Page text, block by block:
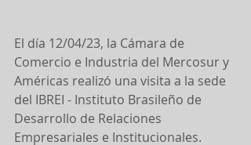
El día 12/04/23, la Cámara de
Comercio e Industria del Mercosur y
Américas realizó una visita a la sede
del IBREI - Instituto Brasileño de
Desarrollo de Relaciones
Empresariales e Institucionales.